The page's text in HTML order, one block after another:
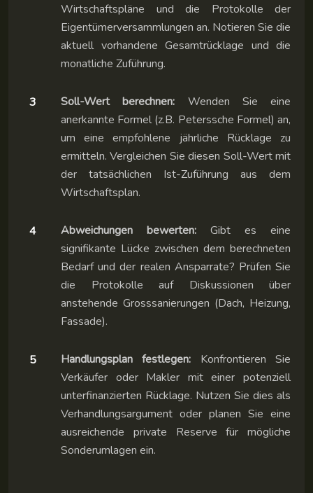
Wirtschaftspläne und die Protokolle der
Eigentümerversammlungen an. Notieren Sie die
aktuell vorhandene Gesamtrücklage und die
monatliche Zuführung.
Soll-Wert berechnen: Wenden Sie eine
anerkannte Formel (z.B. Peterssche Formel) an,
um eine empfohlene jährliche Rücklage zu
ermitteln. Vergleichen Sie diesen Soll-Wert mit
der tatsächlichen Ist-Zuführung aus dem
Wirtschaftsplan.
Abweichungen bewerten: Gibt es eine
signifikante Lücke zwischen dem berechneten
Bedarf und der realen Ansparrate? Prüfen Sie
die Protokolle auf Diskussionen über
anstehende Grosssanierungen (Dach, Heizung,
Fassade).
Handlungsplan festlegen: Konfrontieren Sie
Verkäufer oder Makler mit einer potenziell
unterfinanzierten Rücklage. Nutzen Sie dies als
Verhandlungsargument oder planen Sie eine
ausreichende private Reserve für mögliche
Sonderumlagen ein.